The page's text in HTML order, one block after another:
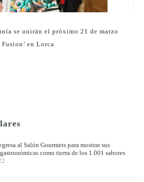
se unirán el próximo 21 de marzo
en Lorca
al Salón Gourmets para mostrar sus
como tierra de los 1.001 sabores